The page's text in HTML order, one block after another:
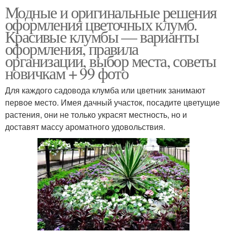
Модные и оригинальные решения
оформления цветочных клумб.
Красивые клумбы — варианты
оформления, правила
организации, выбор места, советы
новичкам + 99 фото
Для каждого садовода клумба или цветник занимают
первое место. Имея дачный участок, посадите цветущие
растения, они не только украсят местность, но и
доставят массу ароматного удовольствия.